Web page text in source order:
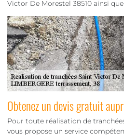
Victor De Morestel 38510 ainsi
Obtenez un devis gratuit
Pour toute réalisation de
vous propose un service